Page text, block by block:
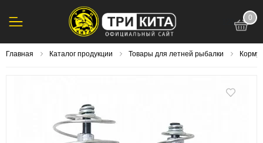
0
Главная Каталог продукции Товары для летней рыбалки